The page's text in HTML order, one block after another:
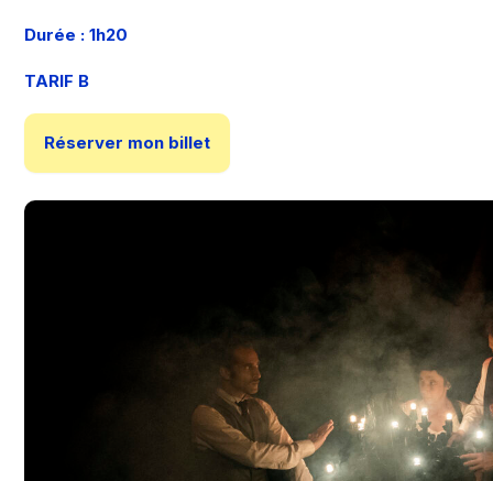
Durée : 1h20
TARIF B
Réserver mon billet